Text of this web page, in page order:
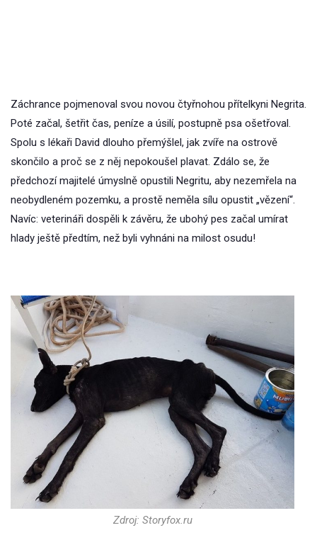
Záchrance pojmenoval svou novou čtyřnohou přítelkyni Negrita.
Poté začal, šetřit čas, peníze a úsilí, postupně psa ošetřoval.
Spolu s lékaři David dlouho přemýšlel, jak zvíře na ostrově
skončilo a proč se z něj nepokoušel plavat. Zdálo se, že
předchozí majitelé úmyslně opustili Negritu, aby nezemřela na
neobydleném pozemku, a prostě neměla sílu opustit „vězení“.
Navíc: veterináři dospěli k závěru, že ubohý pes začal umírat
hlady ještě předtím, než byli vyhnáni na milost osudu!
Zdroj: Storyfox.ru